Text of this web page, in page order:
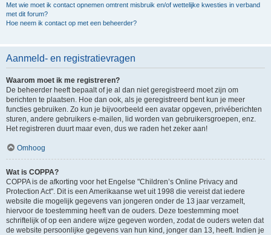
Met wie moet ik contact opnemen omtrent misbruik en/of wettelijke kwesties in verband
met dit forum?
Hoe neem ik contact op met een beheerder?
Aanmeld- en registratievragen
Waarom moet ik me registreren?
De beheerder heeft bepaalt of je al dan niet geregistreerd moet zijn om
berichten te plaatsen. Hoe dan ook, als je geregistreerd bent kun je meer
functies gebruiken. Zo kun je bijvoorbeeld een avatar opgeven, privéberichten
sturen, andere gebruikers e-mailen, lid worden van gebruikersgroepen, enz.
Het registreren duurt maar even, dus we raden het zeker aan!
Omhoog
Wat is COPPA?
COPPA is de afkorting voor het Engelse "Children’s Online Privacy and
Protection Act". Dit is een Amerikaanse wet uit 1998 die vereist dat iedere
website die mogelijk gegevens van jongeren onder de 13 jaar verzamelt,
hiervoor de toestemming heeft van de ouders. Deze toestemming moet
schriftelijk of op een andere wijze gegeven worden, zodat de ouders weten dat
de website persoonlijke gegevens van hun kind, jonger dan 13, heeft. Indien je